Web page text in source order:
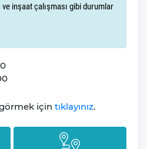
tatilinize ayrı bir hava katması
sayıda alan ve eşya
şekilde yaşayabilirsiniz. Villamızın
için oturma grubu, şezlong,
yer almaktadır. Bu sayede
ve arkadaşlarınızla
gibi vakit geçirebilirsiniz.
süre boyunca
inşaat çalışması gibi durumlar
için tıklayınız.